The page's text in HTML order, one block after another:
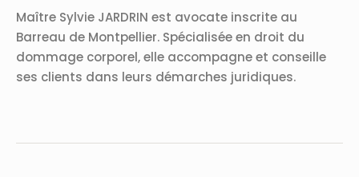
Maître Sylvie JARDRIN est avocate inscrite au
Barreau de Montpellier. Spécialisée en droit du
dommage corporel, elle accompagne et conseille
ses clients dans leurs démarches juridiques.